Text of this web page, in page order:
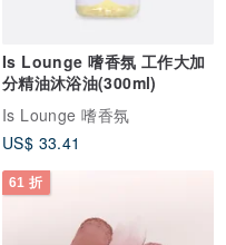
Is Lounge 嗜香氛 工作大加
分精油沐浴油(300ml)
Is Lounge 嗜香氛
US$ 33.41
61 折